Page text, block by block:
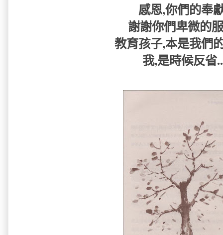
感恩,你們的奉
謝謝你們卑微的
教育孩子,本是我們
我,是時候反省